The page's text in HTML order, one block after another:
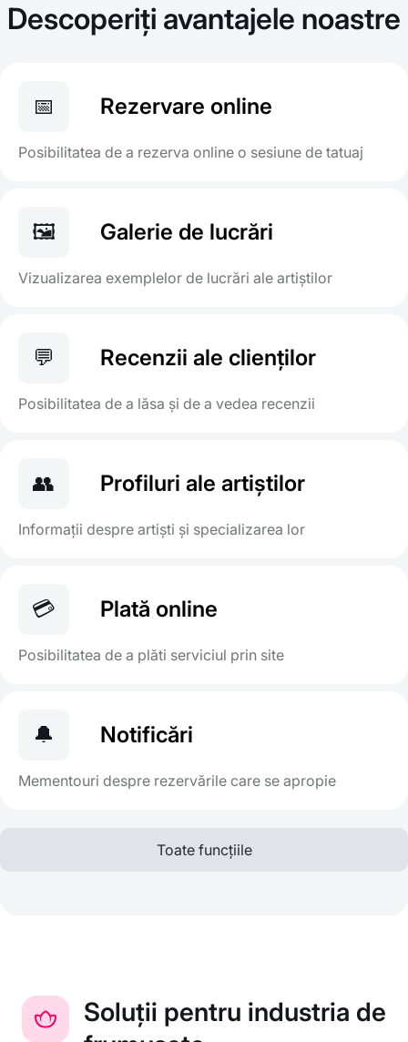
Descoperiți avantajele noastre
📅 Rezervare online
Posibilitatea de a rezerva online o sesiune de tatuaj
🖼️ Galerie de lucrări
Vizualizarea exemplelor de lucrări ale artiștilor
💬 Recenzii ale clienților
Posibilitatea de a lăsa și de a vedea recenzii
👥 Profiluri ale artiștilor
Informații despre artiști și specializarea lor
💳 Plată online
Posibilitatea de a plăti serviciul prin site
🔔 Notificări
Mementouri despre rezervările care se apropie
Toate funcțiile
Soluții pentru industria de